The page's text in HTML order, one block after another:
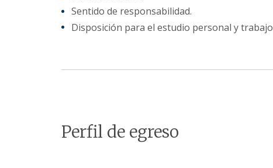
Sentido de responsabilidad.
Disposición para el estudio personal y
Perfil de egreso